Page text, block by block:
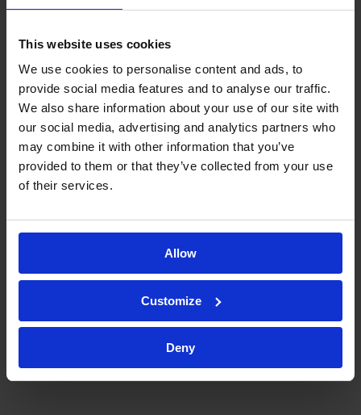
This website uses cookies
We use cookies to personalise content and ads, to
provide social media features and to analyse our traffic.
We also share information about your use of our site with
our social media, advertising and analytics partners who
may combine it with other information that you’ve
provided to them or that they’ve collected from your use
of their services.
Allow
Customize
Deny
Capsidi vuoti/pieni e aggregazione
mediante microscopia elettronica a
trasmissione (TEM) (in fase di sviluppo con
un partner)
Aggregazione mediante cromatografia ad
esclusione dimensionale (SEC)
Quantificazione mediante ELISA
Attività biologica, espressione proteica